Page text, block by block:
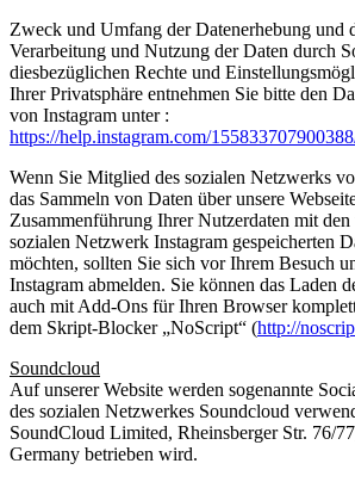
Zweck und Umfang der Datenerhebung und
Verarbeitung und Nutzung der Daten durch
diesbezüglichen Rechte und
Ihrer Privatsphäre entnehmen Sie bitte den
von Instagram unter :
https://help.instagram.com/
Wenn Sie Mitglied des sozialen Netzwerks
das Sammeln von Daten über unsere
Zusammenführung Ihrer Nutzerdaten mit
sozialen Netzwerk Instagram gespeicherten
möchten, sollten Sie sich vor Ihrem Besuch
Instagram abmelden. Sie können das Laden
auch mit Add-Ons für Ihren Browser
dem Skript-Blocker „NoScript“ (http://
Soundcloud
Auf unserer Website werden sogenannte
des sozialen Netzwerkes Soundcloud
SoundCloud Limited, Rheinsberger Str. 76/
Germany betrieben wird.